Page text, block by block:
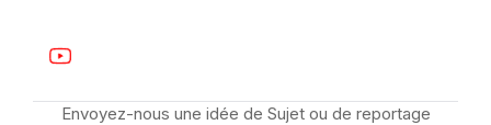
Envoyez-nous une idée de Sujet ou de reportage